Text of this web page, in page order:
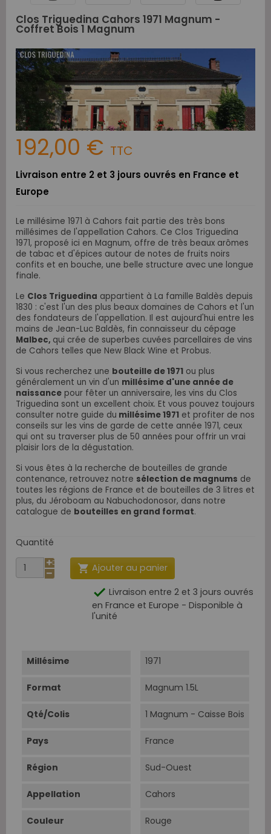
Clos Triguedina Cahors 1971 Magnum -
Coffret Bois 1 Magnum
192,00 € TTC
Livraison entre 2 et 3 jours ouvrés en France et
Europe
Le millésime 1971 à Cahors fait partie des très bons
millésimes de l'appellation Cahors. Ce Clos Triguedina
1971, proposé ici en Magnum, offre de très beaux arômes
de tabac et d'épices autour de notes de fruits noirs
confits et en bouche, une belle structure avec une longue
finale.
Le Clos Triguedina appartient à La famille Baldès depuis
1830 : c'est l'un des plus beaux domaines de Cahors et l'un
des fondateurs de l'appellation. Il est aujourd'hui entre les
mains de Jean-Luc Baldès, fin connaisseur du cépage
Malbec, qui crée de superbes cuvées parcellaires de vins
de Cahors telles que New Black Wine et Probus.
Si vous recherchez une bouteille de 1971 ou plus
généralement un vin d'un millésime d'une année de
naissance pour fêter un anniversaire, les vins du Clos
Triguedina sont un excellent choix. Et vous pouvez toujours
consulter notre guide du millésime 1971 et profiter de nos
conseils sur les vins de garde de cette année 1971, ceux
qui ont su traverser plus de 50 années pour offrir un vrai
plaisir lors de la dégustation.
Si vous êtes à la recherche de bouteilles de grande
contenance, retrouvez notre sélection de magnums de
toutes les régions de France et de bouteilles de 3 litres et
plus, du Jéroboam au Nabuchodonosor, dans notre
catalogue de bouteilles en grand format.
Quantité
 Ajouter au panier
 Livraison entre 2 et 3 jours ouvrés
en France et Europe - Disponible à
l'unité
Millésime 1971
Format Magnum 1.5L
Qté/Colis 1 Magnum - Caisse Bois
Pays France
Région Sud-Ouest
Appellation Cahors
Couleur Rouge